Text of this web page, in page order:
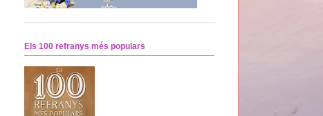
Els 100 refranys més populars